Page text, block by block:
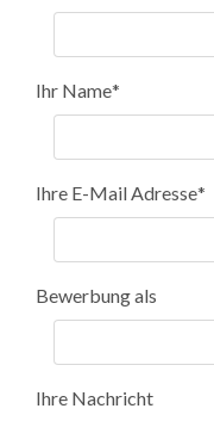
Ihr Name*
Ihre E-Mail Adresse*
Bewerbung als
Ihre Nachricht